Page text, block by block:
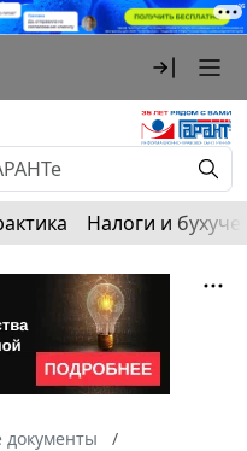
Налоги и
документы